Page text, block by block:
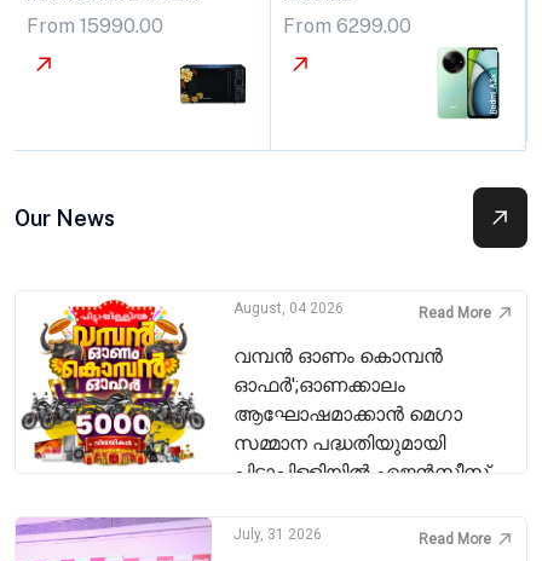
From 15990.00
From 6299.00
Our News
August, 04 2026 Read More
വമ്പൻ ഓണം കൊമ്പൻ
ഓഫർ';ഓണക്കാലം
ആഘോഷമാക്കാൻ മെഗാ
സമ്മാന പദ്ധതിയുമായി
പിട്ടാപ്പിള്ളിയിൽ ഏജൻസീസ്
July, 31 2026 Read More